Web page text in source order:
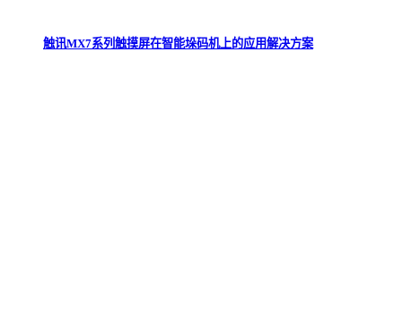
触讯MX7系列触摸屏在智能垛码机上的应用解决方案